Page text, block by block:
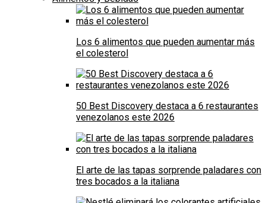
Los 6 alimentos que pueden aumentar más
el colesterol
50 Best Discovery destaca a 6 restaurantes
venezolanos este 2026
El arte de las tapas sorprende paladares con
tres bocados a la italiana